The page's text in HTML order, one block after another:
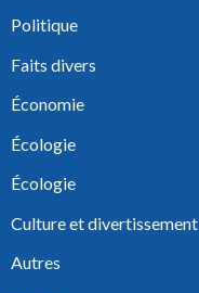
Politique
Faits divers
Économie
Écologie
Écologie
Culture et divertissement
Autres